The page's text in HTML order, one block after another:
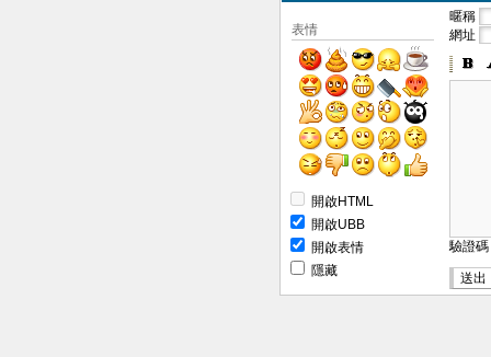
表情
開啟HTML
開啟UBB
開啟表情
隱藏
暱稱
網址
驗證